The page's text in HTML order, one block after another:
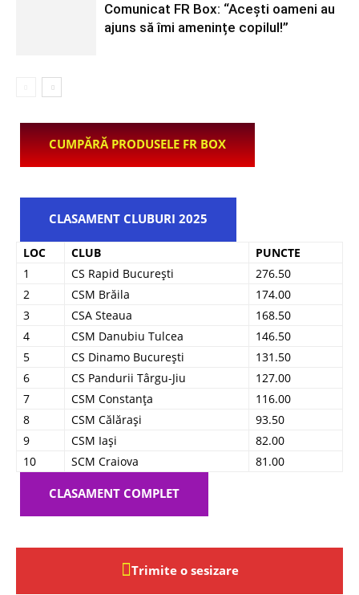
Comunicat FR Box: “Acești oameni au
ajuns să îmi amenințe copilul!”
CUMPĂRĂ PRODUSELE FR BOX
CLASAMENT CLUBURI 2025
LOC CLUB
PUNCTE
1
CS Rapid București
276.50
2
CSM Brăila
174.00
3
CSA Steaua
168.50
4
CSM Danubiu Tulcea
146.50
5
CS Dinamo București
131.50
6
CS Pandurii Târgu-Jiu
127.00
7
CSM Constanța
116.00
8
CSM Călărași
93.50
9
CSM Iași
82.00
10
SCM Craiova 81.00
CLASAMENT COMPLET
Trimite o sesizare